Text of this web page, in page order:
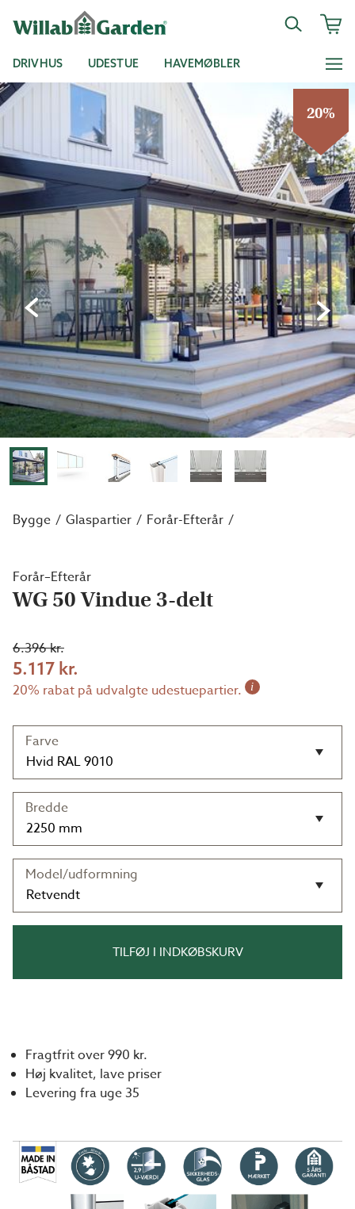
DRIVHUS UDESTUE HAVEMØBLER
20%
Bygge Glaspartier Forår-Efterår
Forår–Efterår
WG 50 Vindue 3-delt
6.396 kr.
5.117 kr.
20% rabat på udvalgte udestuepartier. i
Farve
Bredde
Model/udformning
TILFØJ I INDKØBSKURV
Fragtfrit over 990 kr.
Høj kvalitet, lave priser
Levering fra uge 35